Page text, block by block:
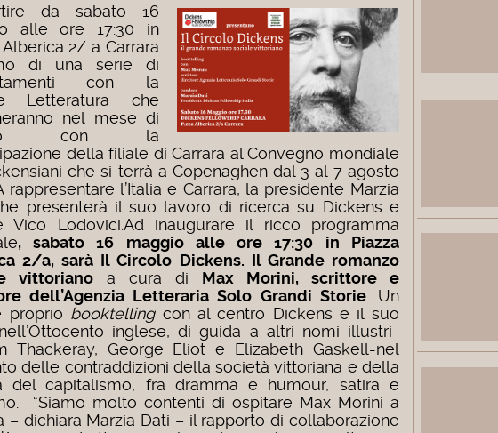
da sabato 16
alle ore 17:30 in
Alberica 2/ a Carrara
di una serie di
con la
Letteratura che
nel mese di
con la
della filiale di Carrara al Convegno mondiale
che si terrà a Copenaghen dal 3 al 7 agosto
rappresentare l’Italia e Carrara, la presidente Marzia
presenterà il suo lavoro di ricerca su Dickens e
Vico Lodovici.Ad inaugurare il ricco programma
, sabato 16 maggio alle ore 17:30 in Piazza
2/a, sarà Il Circolo Dickens. Il Grande romanzo
vittorianoa cura di Max Morini, scrittore e
dell’Agenzia Letteraria Solo Grandi Storie. Un
proprio booktelling con al centro Dickens e il suo
inglese, di guida a altri nomi illustri-
Thackeray, George Eliot e Elizabeth Gaskell-nel
delle contraddizioni della società vittoriana e della
del capitalismo, fra dramma e humour, satira e
“Siamo molto contenti di ospitare Max Morini a
– dichiara Marzia Dati – il rapporto di collaborazione